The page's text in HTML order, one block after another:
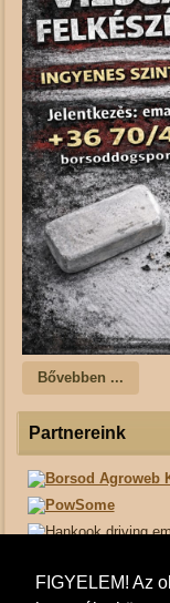
FIGYELEM! Az
Bővebben ...
Partnereink
Borsod